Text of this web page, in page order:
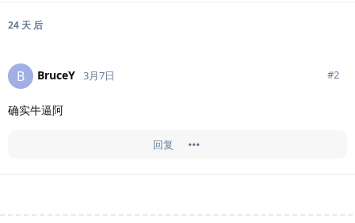
24 天 后
B BruceY 3月7日 #2
确实牛逼阿
回复